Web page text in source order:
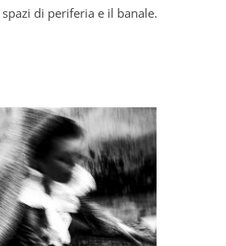
di periferia e il banale.